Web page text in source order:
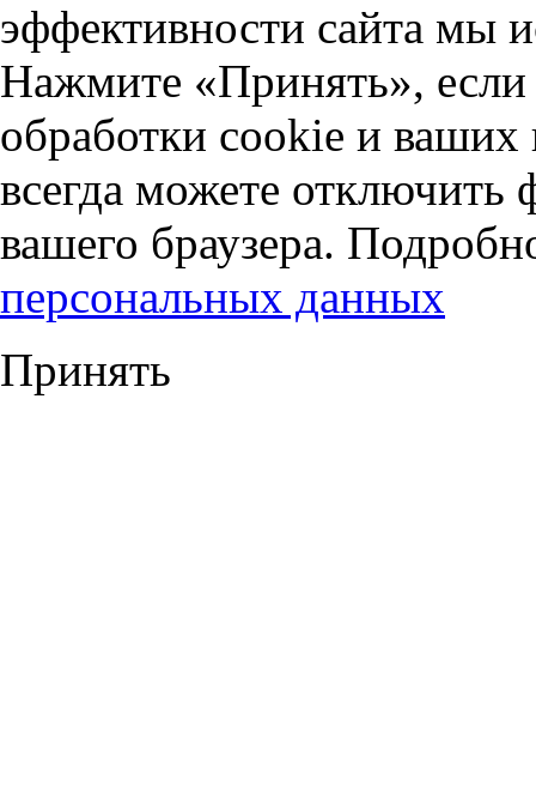
эффективности сайта мы
Нажмите «Принять», если
обработки cookie и
всегда можете отключить
вашего браузера.
персональных данных
Принять